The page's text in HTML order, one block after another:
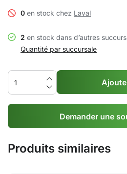
0 en stock chez Laval
2 en stock dans d’autres
Quantité par succursale
Demander une
Produits similaires